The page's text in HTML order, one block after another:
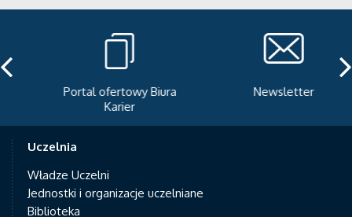
Portal ofertowy Biura
Karier
Newsletter
Uczelnia
Władze Uczelni
Jednostki i organizacje uczelniane
Biblioteka